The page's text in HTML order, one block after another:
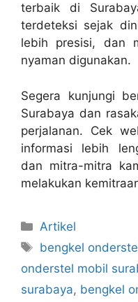
terbaik di
terdeteksi sejak
lebih presisi, dan
nyaman digunakan.
Segera kunjungi
Surabaya dan
perjalanan. Cek
informasi lebih
dan mitra-mitra
melakukan
Artikel
bengkel
onderstel mobil
surabaya, bengkel